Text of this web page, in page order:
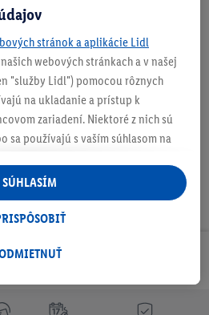
Newsletter!
stránok a aplikácie Lidl
webových stránkach a v našej
"služby Lidl") pomocou rôznych
na ukladanie a prístup k
zariadení. Niektoré z nich sú
sa používajú s vaším súhlasom na
služieb Lidl aj mimo nich. Ak
Plus, na tieto účely sa spracúvajú
správania v obchode.
Plus alebo sa prihlásite do svojho
vás mohli rozpoznať v službách
SÚHLASÍM